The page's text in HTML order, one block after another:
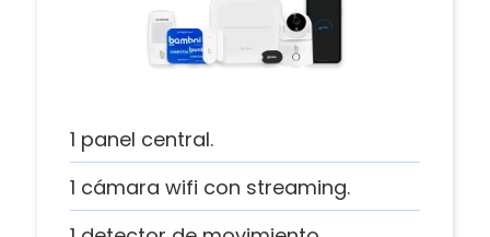
1 panel central.
1 cámara wifi con streaming.